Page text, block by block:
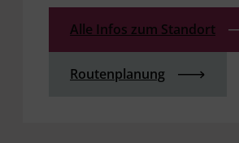
Alle Infos zum Standort
Routenplanung